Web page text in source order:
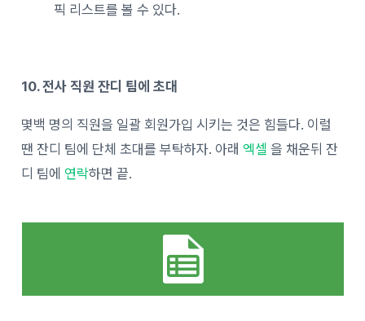
픽 리스트를 볼 수 있다.
10. 전사 직원 잔디 팀에 초대
몇백 명의 직원을 일괄 회원가입 시키는 것은 힘들다. 이럴
땐 잔디 팀에 단체 초대를 부탁하자. 아래 엑셀 을 채운뒤 잔
디 팀에 연락하면 끝.